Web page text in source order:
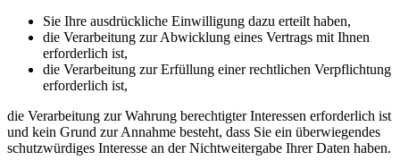
Sie Ihre ausdrückliche Einwilligung dazu erteilt haben,
die Verarbeitung zur Abwicklung eines Vertrags mit Ihnen
erforderlich ist,
die Verarbeitung zur Erfüllung einer rechtlichen Verpflichtung
erforderlich ist,
die Verarbeitung zur Wahrung berechtigter Interessen erforderlich ist
und kein Grund zur Annahme besteht, dass Sie ein überwiegendes
schutzwürdiges Interesse an der Nichtweitergabe Ihrer Daten haben.